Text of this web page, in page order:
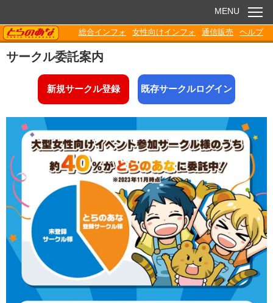
お知らせ
電子書籍
Q&A
各種ダウンロード
MENU
TORANOANA
総合インフォ 女性向けインフォ 通信販売 ヘルプ
サークル委託案内
新規サークル登録 既存サークルログイン